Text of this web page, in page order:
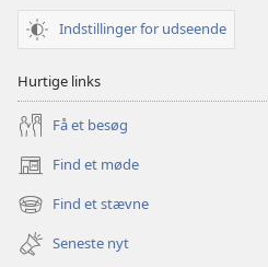
Indstillinger for udseende
Hurtige links
Få et besøg
Find et møde
(åbner
nyt
vindue)
Find et stævne
(åbner
nyt
vindue)
Seneste nyt